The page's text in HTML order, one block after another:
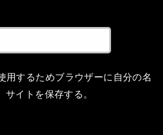
用するためブラウザーに自分の名
イトを保存する。